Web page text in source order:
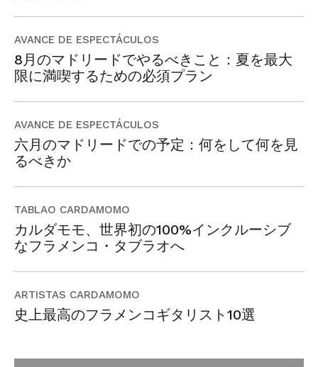
AVANCE DE ESPECTÁCULOS
8月のマドリードでやるべきこと：夏を最大
限に満喫するための必須プラン
AVANCE DE ESPECTÁCULOS
六月のマドリードでの予定：何をして何を見
るべきか
TABLAO CARDAMOMO
カルダモモ、世界初の100%インクルーシブ
なフラメンコ・タブラオへ
ARTISTAS CARDAMOMO
史上最高のフラメンコギタリスト10選